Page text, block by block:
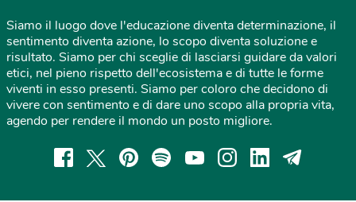
Siamo il luogo dove l'educazione diventa determinazione, il
sentimento diventa azione, lo scopo diventa soluzione e
risultato. Siamo per chi sceglie di lasciarsi guidare da valori
etici, nel pieno rispetto dell'ecosistema e di tutte le forme
viventi in esso presenti. Siamo per coloro che decidono di
vivere con sentimento e di dare uno scopo alla propria vita,
agendo per rendere il mondo un posto migliore.